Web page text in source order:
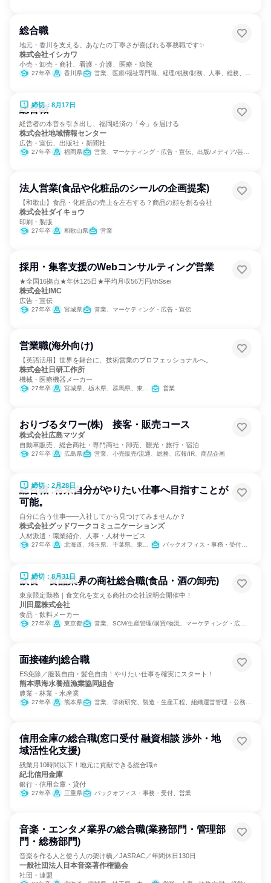
総合職
地元・香川を支える。あなたの丁寧さが喜ばれる事務職です✨
株式会社イシカワ
小売・卸売・商社、看護・介護、医療・病院
27年卒 香川県 営業、医療/福祉専門職、経理/税務/財務、人事、総務、法務/知財、組織運営管理・公務員・事務系職種、経営/事業企画
締切：8月17日
総合職
経営者の本音を引き出し、福岡経済の「今」を届ける
株式会社地域情報センター
広告・宣伝、出版社・新聞社
27年卒 福岡県 営業、マーケティング・広告・宣伝、出版/メディア/芸能/エンタメ専門職
法人営業(食品や化粧品のシールの企画提案)
【和歌山】食品・化粧品の売上を左右する？商品の顔を創る会社
株式会社ダイキョウ
印刷・製版
27年卒 和歌山県 営業
採用・集客支援のWebコンサルティング営業
★全国16拠点★年休125日★平均月収56万円/thSsei
株式会社IMC
広告・宣伝
27年卒 宮城県 営業、マーケティング・広告・宣伝
営業職(海外向け)
【英語活用】世界を舞台に、技術営業のプロフェッショナルへ。
株式会社日研工作所
機械・医療機器メーカー
27年卒 宮城県、栃木県、群馬県、東京都、神奈川県、新潟県、石川県、長野県、静岡県、愛知県、大阪府、奈良県、岡山県、広島県、福岡県 営業
おりづるタワー(株) 接客・販売コース
株式会社広島マツダ
自動車販売、総合商社・専門商社・卸売、観光・旅行・宿泊
27年卒 広島県 営業、小売販売/流通、総務、広報/IR、商品企画
締切：2月28日
総合職 :将来自分がやりたい仕事へ目指すことが
可能。
自分に合う仕事――入社してから見つけてみませんか？
株式会社グッドワークコミュニケーションズ
人材派遣・職業紹介、人事・人材サービス
27年卒 北海道、埼玉県、千葉県、東京都、神奈川県、愛知県、京都府、大阪府、兵庫県、奈良県、和歌山県、福岡県 バックオフィス・事務・受付、営業、サービス/接客、人事、広報/IR、出版/メディア/芸能/エンタメ専門職、マーケティング・広告・宣伝、カスタマーサポート/コールセンター
締切：8月31日
飲食・食品業界の商社総合職(食品・酒の卸売)
東京限定勤務｜食文化を支える商社の会社説明会開催中！
川田屋株式会社
食品・飲料メーカー
27年卒 東京都 営業、SCM/生産管理/購買/物流、マーケティング・広告・宣伝
面接確約|総合職
ES免除／服装自由・髪色自由！やりたい仕事を確実にスタート！
熊本県海水養殖漁業協同組合
農業・林業・水産業
27年卒 熊本県 営業、学術研究、製造・生産工程、組織運営管理・公務員・事務系職種
信用金庫の総合職(窓口受付 融資相談 渉外・地
域活性化支援)
残業月10時間以下！地元に貢献できる総合職⭐
紀北信用金庫
銀行・信用金庫・貸付
27年卒 三重県 バックオフィス・事務・受付、営業
音楽・エンタメ業界の総合職(業務部門・管理部
門・総務部門)
音楽を作る人と使う人の架け橋／JASRAC／年間休日130日
一般社団法人日本音楽著作権協会
社団・連盟